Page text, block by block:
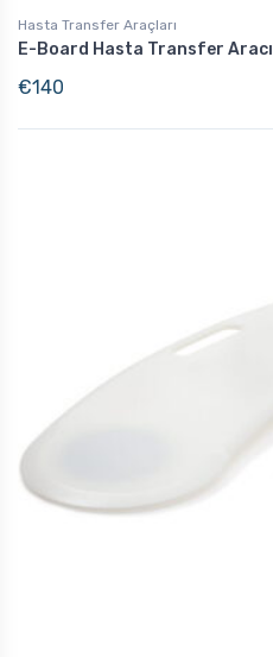
Hasta Transfer Araçları
E-Board Hasta Transfer Aracı
€140